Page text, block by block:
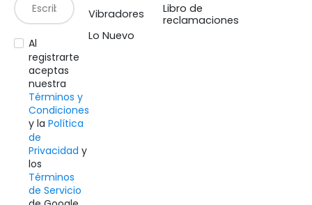
Al
registrarte
aceptas
nuestra
Términos y
Condiciones
y la Política
de
Privacidad y
los
Términos
de Servicio
Vibradores
Lo Nuevo
Libro de
reclamaciones